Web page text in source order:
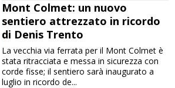
Mont Colmet: un nuovo
sentiero attrezzato in ricordo
di Denis Trento
La vecchia via ferrata per il Mont Colmet è
stata ritracciata e messa in sicurezza con
corde fisse; il sentiero sarà inaugurato a
luglio in ricordo de...